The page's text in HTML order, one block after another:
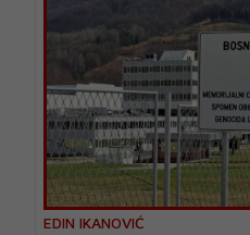
EDIN IKANOVIĆ